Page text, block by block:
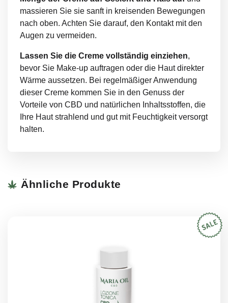
massieren Sie sie sanft in kreisenden Bewegungen
nach oben. Achten Sie darauf, den Kontakt mit den
Augen zu vermeiden.
Lassen Sie die Creme vollständig einziehen,
bevor Sie Make-up auftragen oder die Haut direkter
Wärme aussetzen. Bei regelmäßiger Anwendung
dieser Creme kommen Sie in den Genuss der
Vorteile von CBD und natürlichen Inhaltsstoffen, die
Ihre Haut strahlend und gut mit Feuchtigkeit versorgt
halten.
Ähnliche Produkte